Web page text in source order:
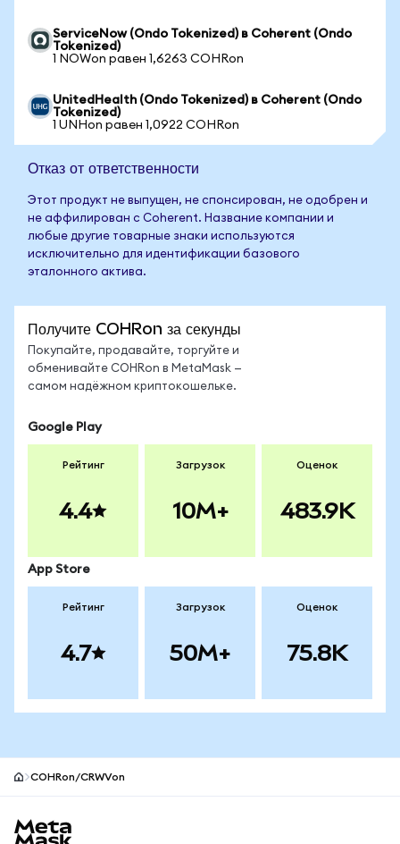
ServiceNow (Ondo Tokenized) в Coherent (Ondo
Tokenized)
1 NOWon равен 1,6263 COHRon
UnitedHealth (Ondo Tokenized) в Coherent (Ondo
Tokenized)
1 UNHon равен 1,0922 COHRon
Отказ от ответственности
Этот продукт не выпущен, не спонсирован, не одобрен и
не аффилирован с Coherent. Название компании и
любые другие товарные знаки используются
исключительно для идентификации базового
эталонного актива.
Получите COHRon за секунды
Покупайте, продавайте, торгуйте и
обменивайте COHRon в MetaMask —
самом надёжном криптокошельке.
Google Play
Рейтинг
4.4
Загрузок
10M+
Оценок
483.9K
App Store
Рейтинг
4.7
Загрузок
50M+
Оценок
75.8K
COHRon/CRWVon